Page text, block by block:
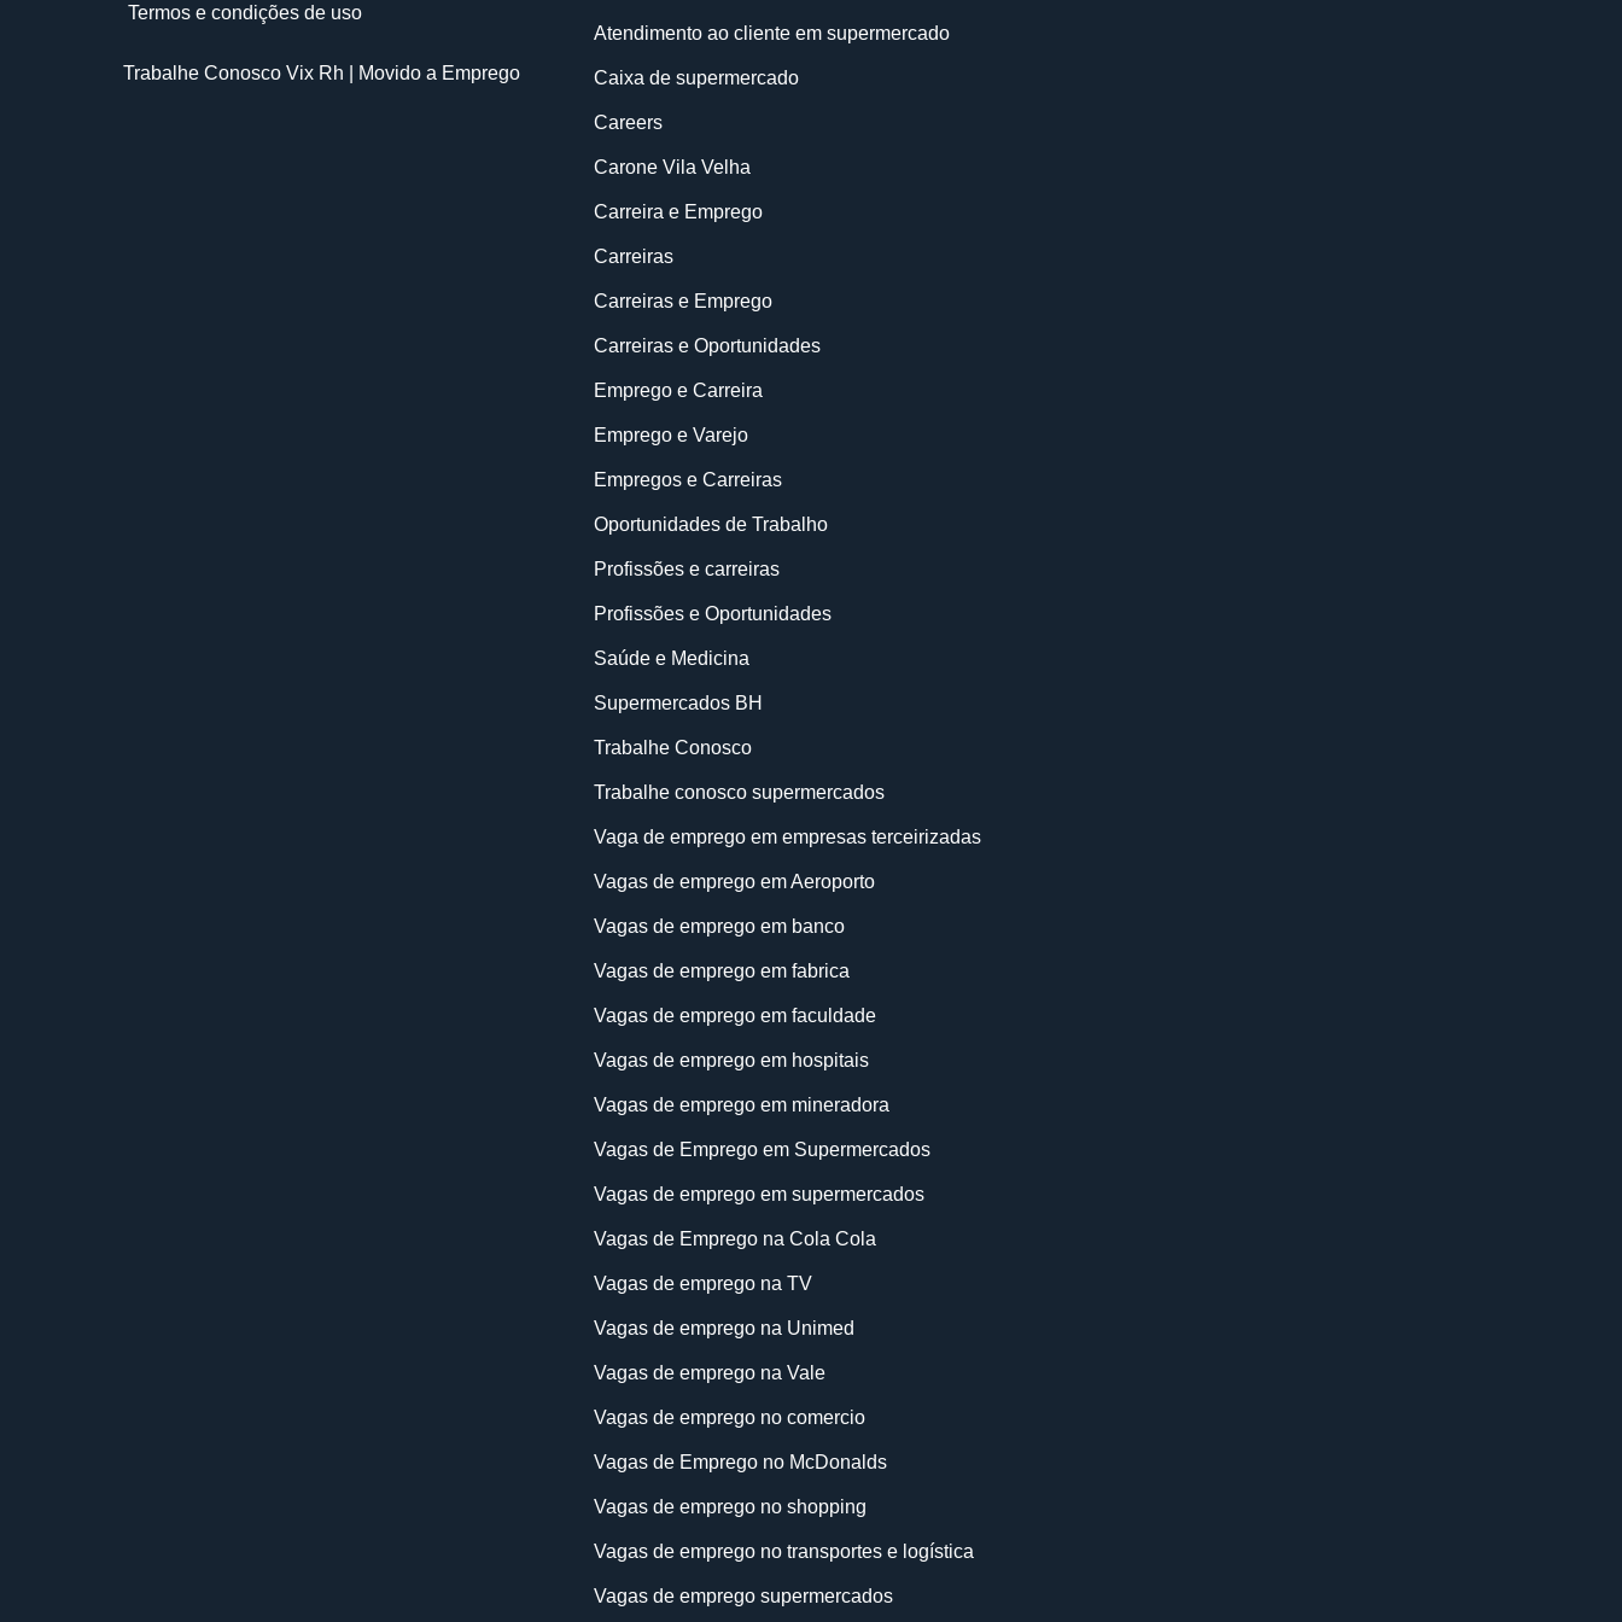
Termos e condições de uso
Trabalhe Conosco Vix Rh | Movido a Emprego
Atendimento ao cliente em supermercado
Caixa de supermercado
Careers
Carone Vila Velha
Carreira e Emprego
Carreiras
Carreiras e Emprego
Carreiras e Oportunidades
Emprego e Carreira
Emprego e Varejo
Empregos e Carreiras
Oportunidades de Trabalho
Profissões e carreiras
Profissões e Oportunidades
Saúde e Medicina
Supermercados BH
Trabalhe Conosco
Trabalhe conosco supermercados
Vaga de emprego em empresas terceirizadas
Vagas de emprego em Aeroporto
Vagas de emprego em banco
Vagas de emprego em fabrica
Vagas de emprego em faculdade
Vagas de emprego em hospitais
Vagas de emprego em mineradora
Vagas de Emprego em Supermercados
Vagas de emprego em supermercados
Vagas de Emprego na Cola Cola
Vagas de emprego na TV
Vagas de emprego na Unimed
Vagas de emprego na Vale
Vagas de emprego no comercio
Vagas de Emprego no McDonalds
Vagas de emprego no shopping
Vagas de emprego no transportes e logística
Vagas de emprego supermercados